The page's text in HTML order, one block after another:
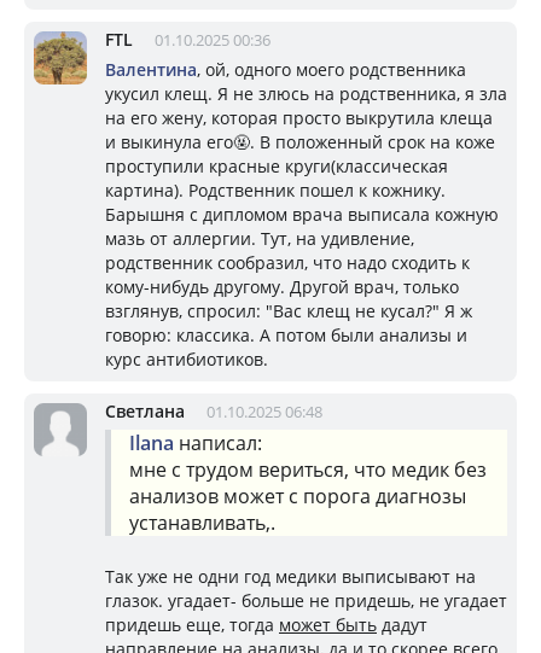
FTL 01.10.2025 00:36
Валентина, ой, одного моего родственника
укусил клещ. Я не злюсь на родственника, я зла
на его жену, которая просто выкрутила клеща
и выкинула его🤬. В положенный срок на коже
проступили красные круги(классическая
картина). Родственник пошел к кожнику.
Барышня с дипломом врача выписала кожную
мазь от аллергии. Тут, на удивление,
родственник сообразил, что надо сходить к
кому-нибудь другому. Другой врач, только
взглянув, спросил: "Вас клещ не кусал?" Я ж
говорю: классика. А потом были анализы и
курс антибиотиков.
Светлана 01.10.2025 06:48
Ilana написал:
мне с трудом вериться, что медик без
анализов может с порога диагнозы
устанавливать,.
Так уже не одни год медики выписывают на
глазок. угадает- больше не придешь, не угадает
придешь еще, тогда может быть дадут